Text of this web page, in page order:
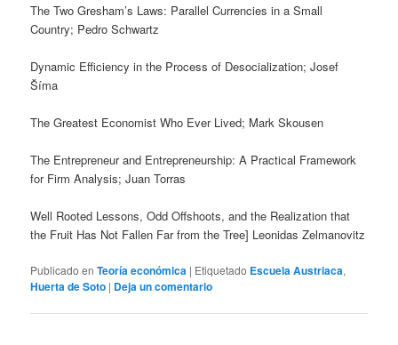
The Two Gresham’s Laws: Parallel Currencies in a Small
Country; Pedro Schwartz
Dynamic Efficiency in the Process of Desocialization; Josef
Šíma
The Greatest Economist Who Ever Lived; Mark Skousen
The Entrepreneur and Entrepreneurship: A Practical Framework
for Firm Analysis; Juan Torras
Well Rooted Lessons, Odd Offshoots, and the Realization that
the Fruit Has Not Fallen Far from the Tree] Leonidas Zelmanovitz
Publicado en Teoría económica | Etiquetado Escuela Austriaca,
Huerta de Soto | Deja un comentario